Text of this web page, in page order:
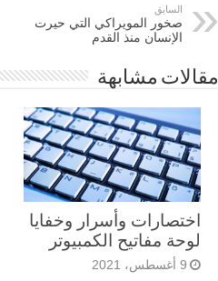
السابق
صخور المويراكي التي حيرت
الإنسان منذ القدم
مقالات مشابهة
اختصارات وأسرار وخفايا
لوحة مفاتيح الكمبيوتر
9 أغسطس، 2021